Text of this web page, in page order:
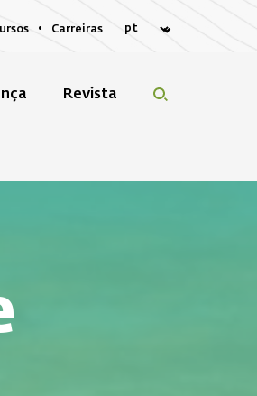
Carreiras
Revista